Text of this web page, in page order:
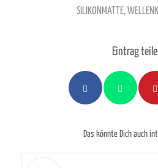
SILIKONMATTE,
Eintrag
Das könnte Dich auch